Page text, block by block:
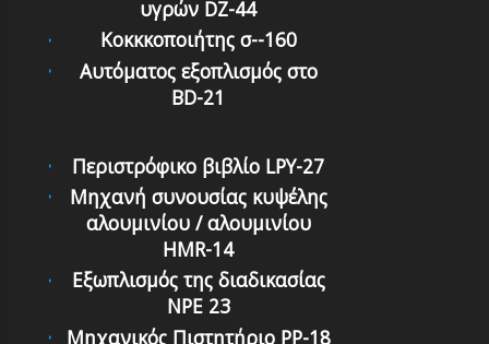
υγρών DZ-44
Κοκκκοποιήτης σ--160
Αυτόματoς εξoπλισμός στo
BD-21
Περιστρόφικο βιβλίο LPY-27
Μηχανή συνουσίας κυψέλης
αλουμινίου / αλουμινίου
HMR-14
Εξωπλισμός της διαδικασίας
NPE 23
Μηχανικός Πιστητήριο PP-18